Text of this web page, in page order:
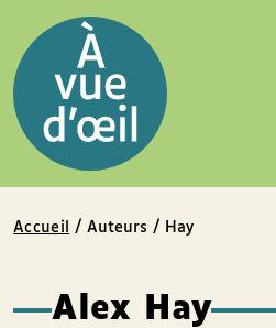
Fermer
Rechercher
un
livre,
un
auteur,
un
EAN
Accueil / Auteurs / Hay
Alex Hay